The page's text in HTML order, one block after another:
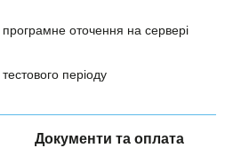
оточення на сервері
періоду
Документи та оплата